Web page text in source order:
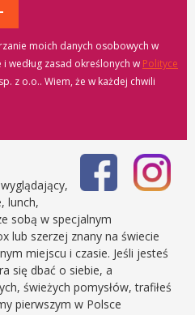
moich danych osobowych w
według zasad określonych w Polityce
sp. z o.o.. Wiem, że w każdej chwili
lunch,
sobą w specjalnym
lub szerzej znany na świecie
miejscu i czasie. Jeśli jesteś
się dbać o siebie, a
świeżych pomysłów, trafiłeś
pierwszym w Polsce